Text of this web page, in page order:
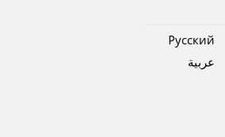
Pусский
عربية